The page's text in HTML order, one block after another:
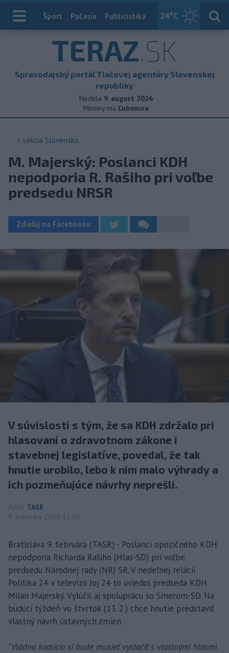
24°C
Index
Šport Počasie Publicistika Slovensko
TERAZ.SK
Spravodajský portál Tlačovej agentúry Slovenskej
republiky
Nedela 9. august 2026
Meniny má Ľubomíra
< sekcia Slovensko
M. Majerský: Poslanci KDH
nepodporia R. Rašiho pri voľbe
predsedu NRSR
Zdieľaj na Facebooku
V súvislosti s tým, že sa KDH zdržalo pri
hlasovaní o zdravotnom zákone i
stavebnej legislatíve, povedal, že tak
hnutie urobilo, lebo k nim malo výhrady a
ich pozmeňujúce návrhy neprešli.
Autor TASR
9. februára 2025 11:30
Bratislava 9. februára (TASR) - Poslanci opozičného KDH
nepodporia Richarda Rašiho (Hlas-SD) pri voľbe
predsedu Národnej rady (NR) SR. V nedeľnej relácii
Politika 24 v televízii Joj 24 to uviedol predseda KDH
Milan Majerský. Vylúčil aj spoluprácu so Smerom-SD. Na
budúci týždeň vo štvrtok (13. 2.) chce hnutie predstaviť
vlastný návrh ústavných zmien.
"Vládna koalícia si bude musieť vystačiť s vlastnými hlasmi.